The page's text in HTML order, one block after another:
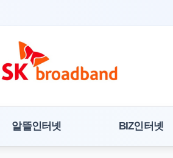
알뜰인터넷 BIZ인터넷